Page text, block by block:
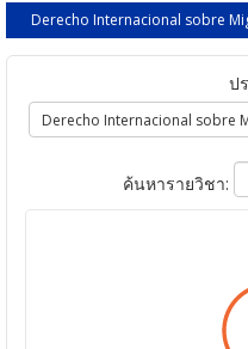
Derecho Internacional sobre
ป
ค้นหารายวิชา: